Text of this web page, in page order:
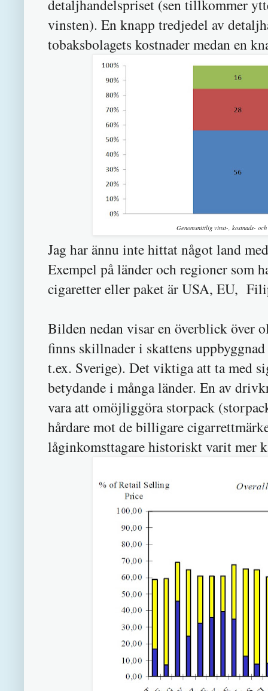
detaljhandelspriset (sen tillkommer
vinsten). En knapp tredjedel av
tobaksbolagets kostnader medan en
Genomsnittlig vinst-, kostnads-
Jag har ännu inte hittat något land
Exempel på länder och regioner som
cigaretter eller paket är USA, EU,
Bilden nedan visar en överblick över
finns skillnader i skattens
t.ex. Sverige). Det viktiga att ta med
betydande i många länder. En av
vara att omöjliggöra storpack
hårdare mot de billigare
låginkomsttagare historiskt varit mer